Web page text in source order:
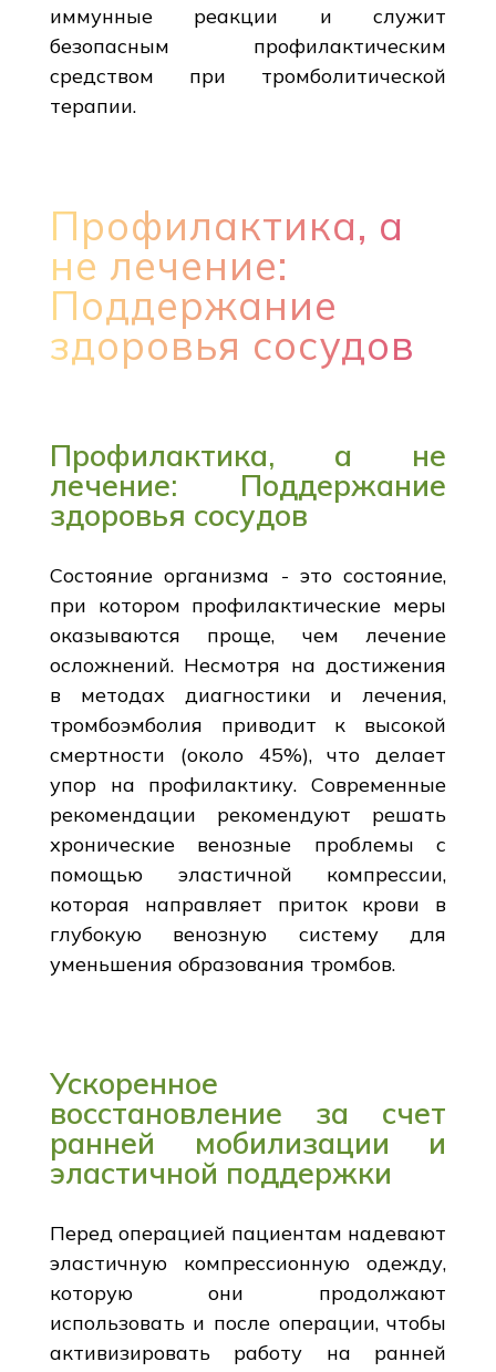
иммунные реакции и служит
безопасным профилактическим
средством при тромболитической
терапии.
Профилактика, а
не лечение:
Поддержание
здоровья сосудов
Профилактика, а не
лечение: Поддержание
здоровья сосудов
Состояние организма - это состояние,
при котором профилактические меры
оказываются проще, чем лечение
осложнений. Несмотря на достижения
в методах диагностики и лечения,
тромбоэмболия приводит к высокой
смертности (около 45%), что делает
упор на профилактику. Современные
рекомендации рекомендуют решать
хронические венозные проблемы с
помощью эластичной компрессии,
которая направляет приток крови в
глубокую венозную систему для
уменьшения образования тромбов.
Ускоренное
восстановление за счет
ранней мобилизации и
эластичной поддержки
Перед операцией пациентам надевают
эластичную компрессионную одежду,
которую они продолжают
использовать и после операции, чтобы
активизировать работу на ранней